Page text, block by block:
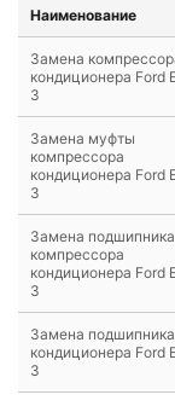
Наименование
Замена
кондиционера Ford
3
Замена муфты
компрессора
кондиционера Ford
3
Замена подшипника
компрессора
кондиционера Ford
3
Замена
кондиционера Ford
3